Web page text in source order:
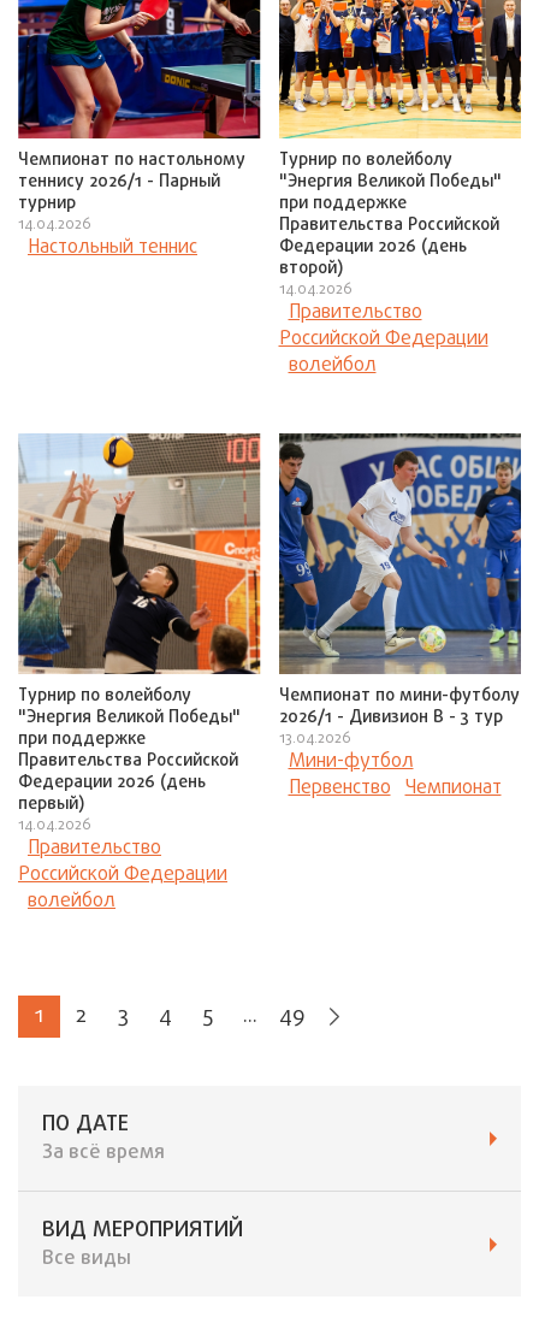
ПО ДАТЕ
За всё время
ВИД МЕРОПРИЯТИЙ
Все виды
Чемпионат по настольному
теннису 2026/1 - Парный
турнир
14.04.2026
Настольный теннис
Турнир по волейболу
"Энергия Великой Победы"
при поддержке
Правительства Российской
Федерации 2026 (день
второй)
14.04.2026
Правительство
Российской Федерации
волейбол
Турнир по волейболу
"Энергия Великой Победы"
при поддержке
Правительства Российской
Федерации 2026 (день
первый)
14.04.2026
Правительство
Российской Федерации
волейбол
Чемпионат по мини-футболу
2026/1 - Дивизион В - 3 тур
13.04.2026
Мини-футбол
Первенство Чемпионат
1 2 3 4 5 ... 49